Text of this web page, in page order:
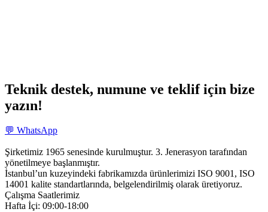
Teknik destek, numune ve teklif için bize
yazın!
💬 WhatsApp
Şirketimiz 1965 senesinde kurulmuştur. 3. Jenerasyon tarafından
yönetilmeye başlanmıştır.
İstanbul’un kuzeyindeki fabrikamızda ürünlerimizi ISO 9001, ISO
14001 kalite standartlarında, belgelendirilmiş olarak üretiyoruz.
Çalışma Saatlerimiz
Hafta İçi: 09:00-18:00